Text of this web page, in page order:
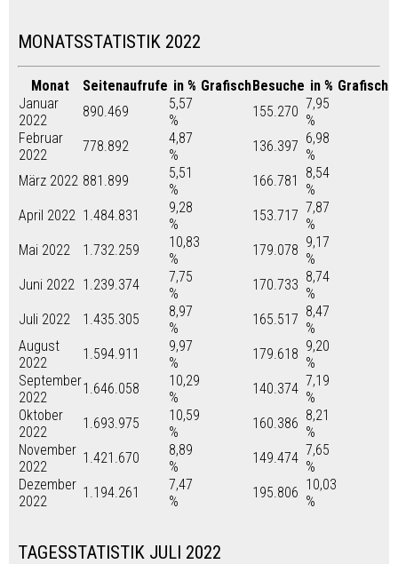
MONATSSTATISTIK 2022
Monat Seitenaufrufe in % GrafischBesuche in % Grafisch
Januar
2022
890.469
5,57
%
155.270 7,95
%
Februar
2022
778.892
4,87
%
136.397 6,98
%
März 2022 881.899
5,51
%
166.781
8,54
%
April 2022 1.484.831
9,28
%
153.717 7,87
%
Mai 2022
1.732.259
10,83
%
179.078 9,17
%
Juni 2022 1.239.374
7,75
%
170.733 8,74
%
Juli 2022
1.435.305
8,97
%
165.517 8,47
%
August
2022
1.594.911
9,97
%
179.618 9,20
%
September
2022
1.646.058
10,29
%
140.374 7,19
%
Oktober
2022
1.693.975
10,59
%
160.386 8,21
%
November
2022
1.421.670
8,89
%
149.474 7,65
%
Dezember
2022
1.194.261
7,47
%
195.806 10,03
%
TAGESSTATISTIK JULI 2022